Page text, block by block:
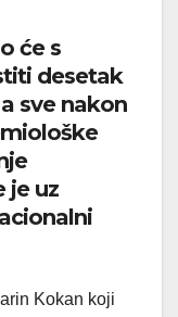
će s
desetak
sve nakon
je uz
Kokan koji